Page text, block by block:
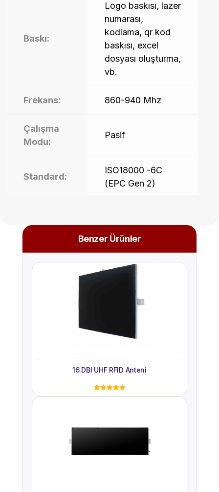
Baskı:
Logo baskısı, lazer
numarası,
kodlama, qr kod
baskısı, excel
dosyası oluşturma,
vb.
Frekans: 860-940 Mhz
Çalışma
Modu:
Pasif
Standard:
ISO18000 -6C
(EPC Gen 2)
Mesafesi:
Renk: Mavi
vokal konseri,
parti, kampanya,
Benzer Ürünler
16 DBI UHF RFID Anteni
5 üzerinden